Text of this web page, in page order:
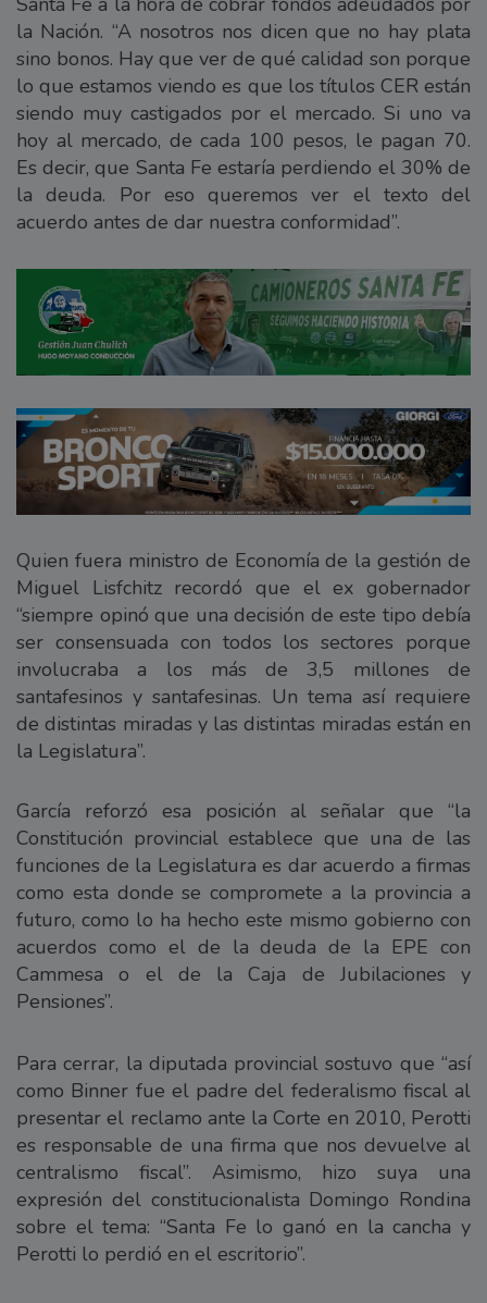
la Nación. “A nosotros nos dicen que no hay plata
sino bonos. Hay que ver de qué calidad son porque
lo que estamos viendo es que los títulos CER están
siendo muy castigados por el mercado. Si uno va
hoy al mercado, de cada 100 pesos, le pagan 70.
Es decir, que Santa Fe estaría perdiendo el 30% de
la deuda. Por eso queremos ver el texto del
acuerdo antes de dar nuestra conformidad”.
Quien fuera ministro de Economía de la gestión de
Miguel Lisfchitz recordó que el ex gobernador
“siempre opinó que una decisión de este tipo debía
ser consensuada con todos los sectores porque
involucraba a los más de 3,5 millones de
santafesinos y santafesinas. Un tema así requiere
de distintas miradas y las distintas miradas están en
la Legislatura”.
García reforzó esa posición al señalar que “la
Constitución provincial establece que una de las
funciones de la Legislatura es dar acuerdo a firmas
como esta donde se compromete a la provincia a
futuro, como lo ha hecho este mismo gobierno con
acuerdos como el de la deuda de la EPE con
Cammesa o el de la Caja de Jubilaciones y
Pensiones”.
Para cerrar, la diputada provincial sostuvo que “así
como Binner fue el padre del federalismo fiscal al
presentar el reclamo ante la Corte en 2010, Perotti
es responsable de una firma que nos devuelve al
centralismo fiscal”. Asimismo, hizo suya una
expresión del constitucionalista Domingo Rondina
sobre el tema: “Santa Fe lo ganó en la cancha y
Perotti lo perdió en el escritorio”.